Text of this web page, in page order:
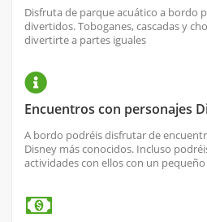
Disfruta de parque acuático a bordo
divertidos. Toboganes, cascadas y
divertirte a partes iguales
Encuentros con personajes
A bordo podréis disfrutar de
Disney más conocidos. Incluso
actividades con ellos con un